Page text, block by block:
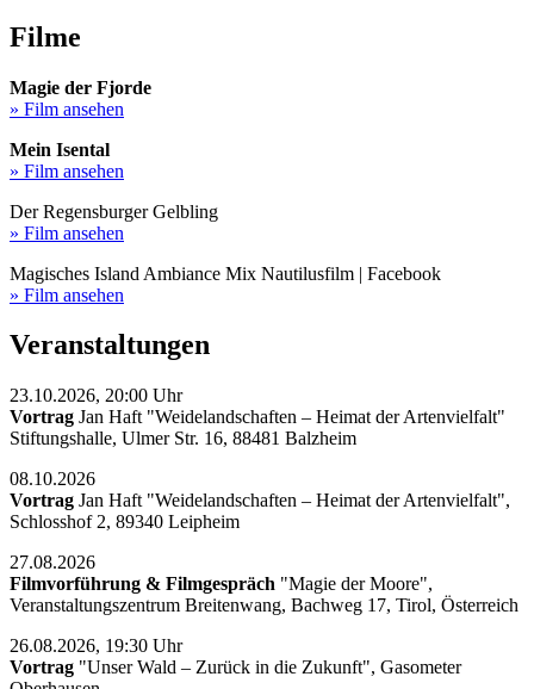
Filme
Magie der Fjorde
» Film ansehen
Mein Isental
» Film ansehen
Der Regensburger Gelbling
» Film ansehen
Magisches Island Ambiance Mix Nautilusfilm | Facebook
» Film ansehen
Veranstaltungen
23.10.2026, 20:00 Uhr
Vortrag Jan Haft "Weidelandschaften – Heimat der Artenvielfalt"
Stiftungshalle, Ulmer Str. 16, 88481 Balzheim
08.10.2026
Vortrag Jan Haft "Weidelandschaften – Heimat der Artenvielfalt",
Schlosshof 2, 89340 Leipheim
27.08.2026
Filmvorführung & Filmgespräch "Magie der Moore",
Veranstaltungszentrum Breitenwang, Bachweg 17, Tirol, Österreich
26.08.2026, 19:30 Uhr
Vortrag "Unser Wald – Zurück in die Zukunft", Gasometer